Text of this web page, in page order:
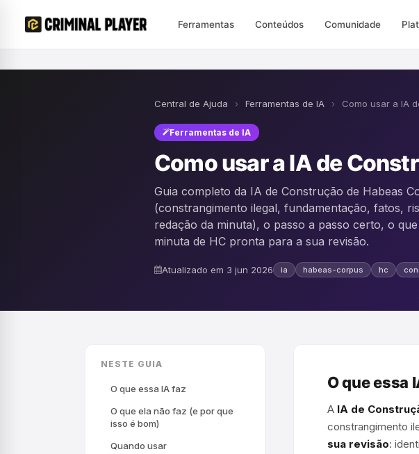
Ferramentas Conteúdos Comunidade
Central de Ajuda › Ferramentas de IA › Como usar a IA
Ferramentas de IA
Como usar a IA de
Guia completo da IA de Construção de Habeas
(constrangimento ilegal, fundamentação, fatos,
redação da minuta), o passo a passo certo, o
minuta de HC pronta para a sua revisão.
Atualizado em 3 jun 2026 ia habeas-corpus hc
NESTE GUIA
O que essa IA faz
O que ela não faz (e por que
isso é bom)
Quando usar
O que essa
A IA de
constrangimento
sua revisão: